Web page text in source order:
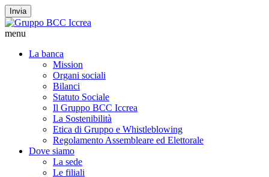
Invia
menu
La banca
Mission
Organi sociali
Bilanci
Statuto Sociale
Il Gruppo BCC Iccrea
La Sostenibilità
Etica di Gruppo e Whistleblowing
Regolamento Assembleare ed Elettorale
Dove siamo
La sede
Le filiali